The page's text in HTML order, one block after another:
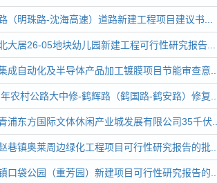
（明珠路-沈海高速）道路新建工程项目建议书...
大居26-05地块幼儿园新建工程可行性研究报告...
成自动化及半导体产品加工镀膜项目节能审查意...
农村公路大中修-鹤辉路（鹤国路-鹤安路）修复...
浦东方国际文体休闲产业城发展有限公司35千伏...
巷镇奥莱周边绿化工程项目可行性研究报告的批...
口袋公园（重芳园）新建项目可行性研究报告的...